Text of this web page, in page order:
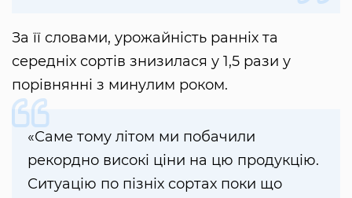
За її словами, урожайність ранніх та
середніх сортів знизилася у 1,5 рази у
порівнянні з минулим роком.
«Саме тому літом ми побачили
рекордно високі ціни на цю продукцію.
Ситуацію по пізніх сортах поки що